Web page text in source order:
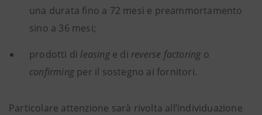
una durata fino a 72 mesi e preammortamento
sino a 36 mesi;
prodotti di leasing e di reverse factoring o
confirming per il sostegno ai fornitori.
Particolare attenzione sarà rivolta all’individuazione